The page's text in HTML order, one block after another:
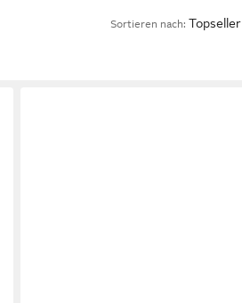
Sortieren nach: Topseller